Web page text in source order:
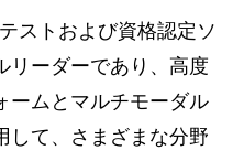
ストおよび資格認定ソ
リーダーであり、高度
ームとマルチモーダル
して、さまざまな分野